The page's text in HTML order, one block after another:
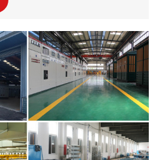
4月21日增购数字母排并增购账
套账户，并同步启用国网报价与
块（leads发票查验软件）等高级
数字基石。此次合作将进一步
字化布局，助力加速构建面向